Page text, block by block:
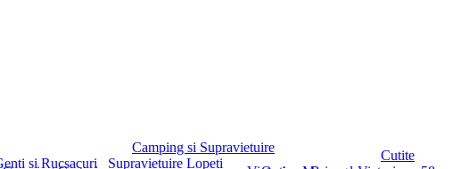
si Rucsacuri
Camping si Supravietuire
Supravietuire Lopeti
Cutite